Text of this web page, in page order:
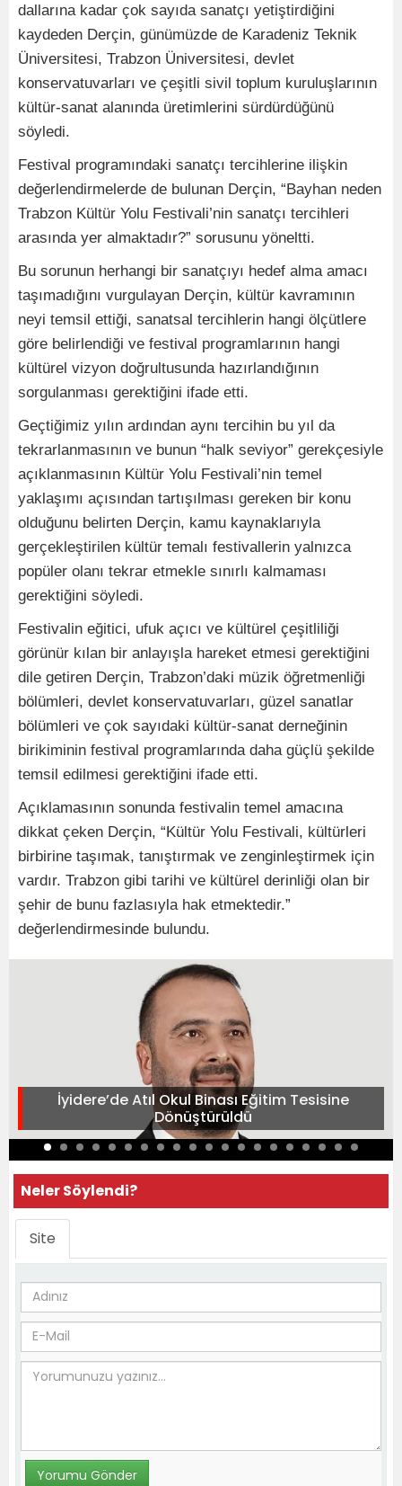
dallarına kadar çok sayıda sanatçı yetiştirdiğini
kaydeden Derçin, günümüzde de Karadeniz Teknik
Üniversitesi, Trabzon Üniversitesi, devlet
konservatuvarları ve çeşitli sivil toplum kuruluşlarının
kültür-sanat alanında üretimlerini sürdürdüğünü
söyledi.
Festival programındaki sanatçı tercihlerine ilişkin
değerlendirmelerde de bulunan Derçin, “Bayhan neden
Trabzon Kültür Yolu Festivali’nin sanatçı tercihleri
arasında yer almaktadır?” sorusunu yöneltti.
Bu sorunun herhangi bir sanatçıyı hedef alma amacı
taşımadığını vurgulayan Derçin, kültür kavramının
neyi temsil ettiği, sanatsal tercihlerin hangi ölçütlere
göre belirlendiği ve festival programlarının hangi
kültürel vizyon doğrultusunda hazırlandığının
sorgulanması gerektiğini ifade etti.
Geçtiğimiz yılın ardından aynı tercihin bu yıl da
tekrarlanmasının ve bunun “halk seviyor” gerekçesiyle
açıklanmasının Kültür Yolu Festivali’nin temel
yaklaşımı açısından tartışılması gereken bir konu
olduğunu belirten Derçin, kamu kaynaklarıyla
gerçekleştirilen kültür temalı festivallerin yalnızca
popüler olanı tekrar etmekle sınırlı kalmaması
gerektiğini söyledi.
Festivalin eğitici, ufuk açıcı ve kültürel çeşitliliği
görünür kılan bir anlayışla hareket etmesi gerektiğini
dile getiren Derçin, Trabzon’daki müzik öğretmenliği
bölümleri, devlet konservatuvarları, güzel sanatlar
bölümleri ve çok sayıdaki kültür-sanat derneğinin
birikiminin festival programlarında daha güçlü şekilde
temsil edilmesi gerektiğini ifade etti.
Açıklamasının sonunda festivalin temel amacına
dikkat çeken Derçin, “Kültür Yolu Festivali, kültürleri
birbirine taşımak, tanıştırmak ve zenginleştirmek için
vardır. Trabzon gibi tarihi ve kültürel derinliği olan bir
şehir de bunu fazlasıyla hak etmektedir.”
değerlendirmesinde bulundu.
İyidere’de Atıl Okul Binası Eğitim Tesisine
Dönüştürüldü
Neler Söylendi?
Site